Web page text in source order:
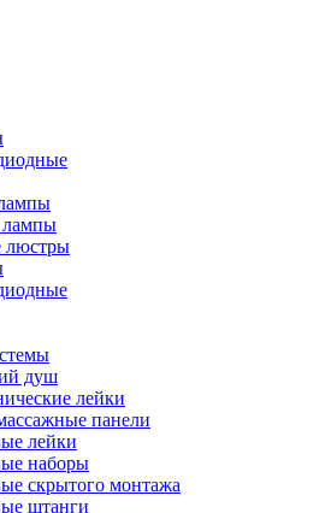
лампы
люстры
душ
лейки
панели
лейки
наборы
скрытого монтажа
штанги